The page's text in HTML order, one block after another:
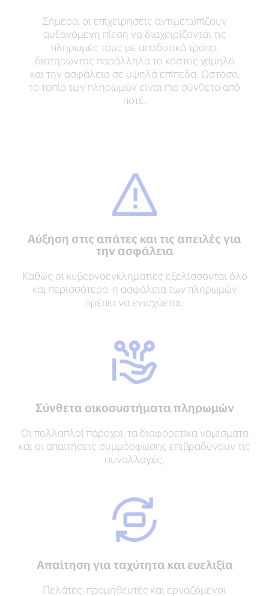
Σήμερα, οι επιχειρήσεις αντιμετωπίζουν
αυξανόμενη πίεση να διαχειρίζονται τις
πληρωμές τους με αποδοτικό τρόπο,
διατηρώντας παράλληλα το κόστος χαμηλό
και την ασφάλεια σε υψηλά επίπεδα. Ωστόσο,
το τοπίο των πληρωμών είναι πιο σύνθετο από
ποτέ.
Αύξηση στις απάτες και τις απειλές για
την ασφάλεια
Καθώς οι κυβερνοεγκληματίες εξελίσσονται όλο
και περισσότερο, η ασφάλεια των πληρωμών
πρέπει να ενισχύεται.
Σύνθετα οικοσυστήματα πληρωμών
Οι πολλαπλοί πάροχοι, τα διαφορετικά νομίσματα
και οι απαιτήσεις συμμόρφωσης επιβραδύνουν τις
συναλλαγές.
Απαίτηση για ταχύτητα και ευελιξία
Πελάτες, προμηθευτές και εργαζόμενοι